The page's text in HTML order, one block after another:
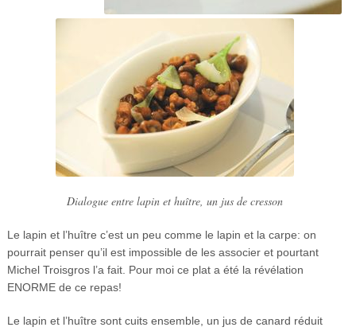
Dialogue entre lapin et huître, un jus de cresson
Le lapin et l’huître c’est un peu comme le lapin et la carpe: on
pourrait penser qu’il est impossible de les associer et pourtant
Michel Troisgros l’a fait. Pour moi ce plat a été la révélation
ENORME de ce repas!
Le lapin et l’huître sont cuits ensemble, un jus de canard réduit